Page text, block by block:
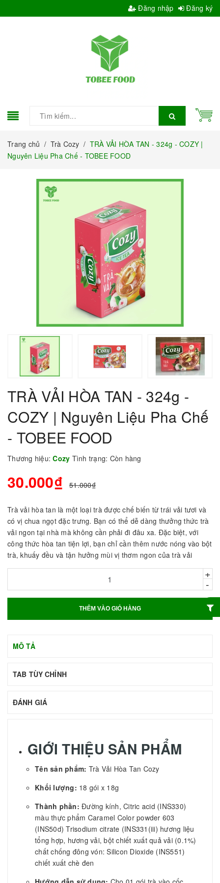
Đăng nhập Đăng ký
Trang chủ / Trà Cozy / TRÀ VẢI HÒA TAN - 324g - COZY |
Nguyên Liệu Pha Chế - TOBEE FOOD
TRÀ VẢI HÒA TAN - 324g -
COZY | Nguyên Liệu Pha Chế
- TOBEE FOOD
Thương hiệu: Cozy Tình trạng: Còn hàng
30.000₫ 51.000₫
Trà vải hòa tan là một loại trà được chế biến từ trái vải tươi và
có vị chua ngọt đặc trưng. Bạn có thể dễ dàng thưởng thức trà
vải ngon tại nhà mà không cần phải đi đâu xa. Đặc biệt, với
công thức hòa tan tiện lợi, bạn chỉ cần thêm nước nóng vào bột
trà, khuấy đều và tận hưởng mùi vị thơm ngon của trà vải
+
-
THÊM VÀO GIỎ HÀNG
MÔ TẢ
TAB TÙY CHỈNH
ĐÁNH GIÁ
GIỚI THIỆU SẢN PHẨM
Tên sản phẩm: Trà Vải Hòa Tan Cozy
Khối lượng: 18 gói x 18g
Thành phần: Đường kính, Citric acid (INS330)
màu thực phẩm Caramel Color powder 603
(INS50d) Trisodium citrate (INS331(iii) hương liệu
tổng hợp, hương vải, bột chiết xuất quả vải (0.1%)
chất chống đông vón: Silicon Dioxide (INS551)
chiết xuất chè đen